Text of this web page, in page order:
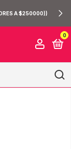
A $250000))
0